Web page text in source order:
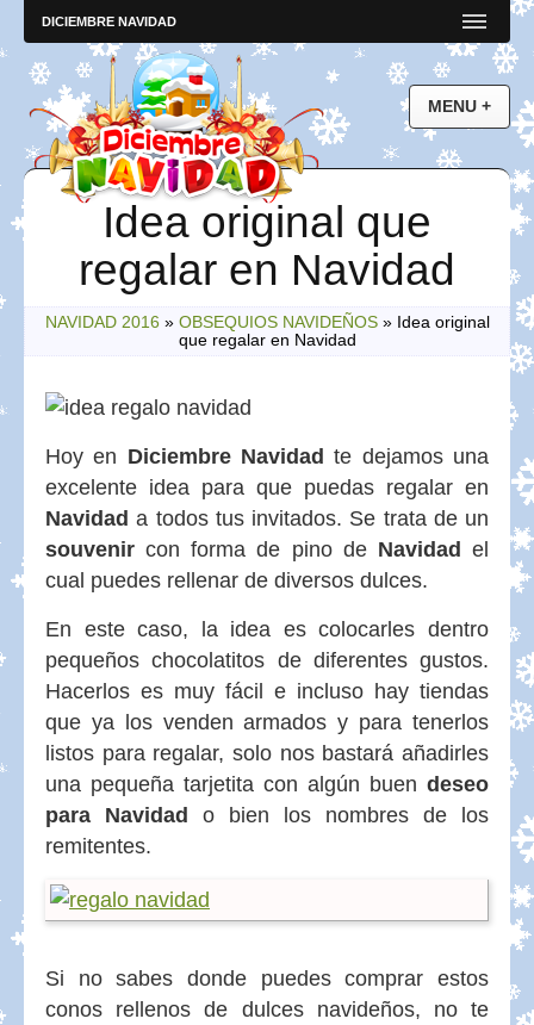
DICIEMBRE NAVIDAD
Idea original que
regalar en Navidad
NAVIDAD 2016 » OBSEQUIOS NAVIDEÑOS» Idea original
que regalar en Navidad
Hoy en Diciembre Navidad te dejamos una
excelente idea para que puedas regalar en
Navidad a todos tus invitados. Se trata de un
souvenir con forma de pino de Navidad el
cual puedes rellenar de diversos dulces.
En este caso, la idea es colocarles dentro
pequeños chocolatitos de diferentes gustos.
Hacerlos es muy fácil e incluso hay tiendas
que ya los venden armados y para tenerlos
listos para regalar, solo nos bastará añadirles
una pequeña tarjetita con algún buen deseo
para Navidad
o bien los nombres de los
remitentes.
Si no sabes donde puedes comprar estos
conos rellenos de dulces navideños, no te